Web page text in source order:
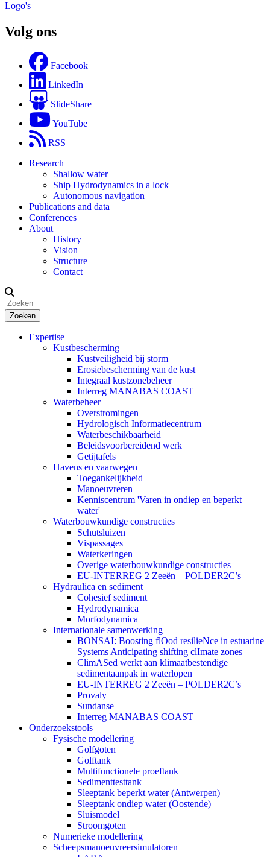
Logo's
Volg ons
Facebook
LinkedIn
SlideShare
YouTube
RSS
Research
Shallow water
Ship Hydrodynamics in a lock
Autonomous navigation
Publications and data
Conferences
About
History
Vision
Structure
Contact
Zoeken
Expertise
Kustbescherming
Kustveiligheid bij storm
Erosiebescherming van de kust
Integraal kustzonebeheer
Interreg MANABAS COAST
Waterbeheer
Overstromingen
Hydrologisch Informatiecentrum
Waterbeschikbaarheid
Beleidsvoorbereidend werk
Getijtafels
Havens en vaarwegen
Toegankelijkheid
Manoeuvreren
Kenniscentrum 'Varen in ondiep en beperkt
water'
Waterbouwkundige constructies
Schutsluizen
Vispassages
Waterkeringen
Overige waterbouwkundige constructies
EU-INTERREG 2 Zeeën – POLDER2C’s
Hydraulica en sediment
Cohesief sediment
Hydrodynamica
Morfodynamica
Internationale samenwerking
BONSAI: Boosting flOod resilieNce in estuarine
Systems Anticipating shifting clImate zones
ClimASed werkt aan klimaatbestendige
sedimentaanpak in waterlopen
EU-INTERREG 2 Zeeën – POLDER2C’s
Provaly
Sundanse
Interreg MANABAS COAST
Onderzoekstools
Fysische modellering
Golfgoten
Golftank
Multifunctionele proeftank
Sedimenttesttank
Sleeptank beperkt water (Antwerpen)
Sleeptank ondiep water (Oostende)
Sluismodel
Stroomgoten
Numerieke modellering
Scheepsmanoeuvreersimulatoren